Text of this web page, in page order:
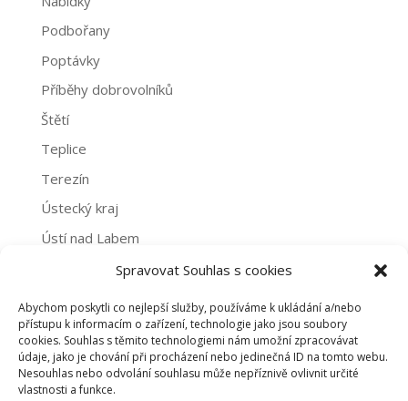
Spravovat Souhlas s cookies
Abychom poskytli co nejlepší služby, používáme k ukládání a/nebo
přístupu k informacím o zařízení, technologie jako jsou soubory
cookies. Souhlas s těmito technologiemi nám umožní zpracovávat
údaje, jako je chování při procházení nebo jedinečná ID na tomto webu.
Nesouhlas nebo odvolání souhlasu může nepříznivě ovlivnit určité
vlastnosti a funkce.
Podbořany
Poptávky
Příběhy dobrovolníků
Štětí
Teplice
Terezín
Ústecký kraj
Ústí nad Labem
Archivy
Archivy